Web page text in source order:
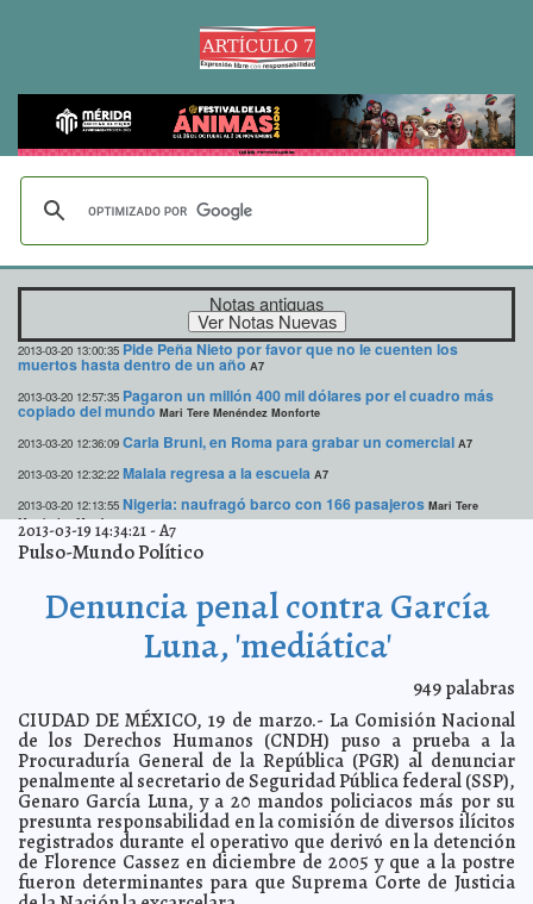
Notas antiguas
2013-03-20 13:00:35 Pide Peña Nieto por favor que no le cuenten los
muertos hasta dentro de un año A7
2013-03-20 12:57:35 Pagaron un millón 400 mil dólares por el cuadro más
copiado del mundo Mari Tere Menéndez Monforte
2013-03-20 12:36:09 Carla Bruni, en Roma para grabar un comercial A7
2013-03-20 12:32:22 Malala regresa a la escuela A7
2013-03-20 12:13:55 Nigeria: naufragó barco con 166 pasajeros Mari Tere
Menéndez Monforte
2013-03-20 12:09:45 Que está preocupado Felipe Calderón
2013-03-20 11:26:08 SEGOB capacita a autoridades municipales en asuntos
de religión A7
Pepineros de Progreso se enfrentan con la Armada de
2013-03-20 08:35:54 Confirman: alimentación sana reduce riesgo de cáncer
Mari Tere Menéndez Monforte
2013-03-20 08:30:59 Distraerte hace que comas más Mari Tere Menéndez Monforte
2013-03-20 08:27:07 Invitan a Foro sobre el Día Sin Carne, hoy a las 6 de la
tarde, en el Olimpo A7
2013-03-20 08:23:21 'Si vienen asteroides asesinos de ciudades, sólo queda
rezar': NASA A7
2013-03-19 23:05:31 Abre IBM sucursal sureste en Mérida
Mari Tere Menéndez
2013-03-19 14:34:21-A7
Pulso-Mundo Político
Denuncia penal contra García
Luna, 'mediática'
949palabras
CIUDAD DE MÉXICO, 19 de marzo.- La Comisión Nacional
de los Derechos Humanos (CNDH) puso a prueba a la
Procuraduría General de la República (PGR) al denunciar
penalmente al secretario de Seguridad Pública federal (SSP),
Genaro García Luna, y a 20 mandos policiacos más por su
presunta responsabilidad en la comisión de diversos ilícitos
registrados durante el operativo que derivó en la detención
de Florence Cassez en diciembre de 2005 y que a la postre
fueron determinantes para que Suprema Corte de Justicia